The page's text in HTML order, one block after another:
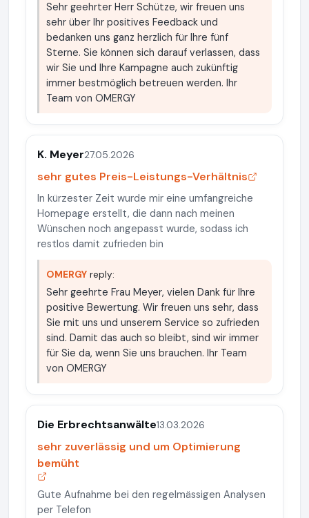
Sehr geehrter Herr Schütze, wir freuen uns
sehr über Ihr positives Feedback und
bedanken uns ganz herzlich für Ihre fünf
Sterne. Sie können sich darauf verlassen, dass
wir Sie und Ihre Kampagne auch zukünftig
immer bestmöglich betreuen werden. Ihr
Team von OMERGY
K. Meyer27.05.2026
sehr gutes Preis-Leistungs-Verhältnis
In kürzester Zeit wurde mir eine umfangreiche
Homepage erstellt, die dann nach meinen
Wünschen noch angepasst wurde, sodass ich
restlos damit zufrieden bin
OMERGY reply:
Sehr geehrte Frau Meyer, vielen Dank für Ihre
positive Bewertung. Wir freuen uns sehr, dass
Sie mit uns und unserem Service so zufrieden
sind. Damit das auch so bleibt, sind wir immer
für Sie da, wenn Sie uns brauchen. Ihr Team
von OMERGY
Die Erbrechtsanwälte13.03.2026
sehr zuverlässig und um Optimierung
bemüht
Gute Aufnahme bei den regelmässigen Analysen
per Telefon